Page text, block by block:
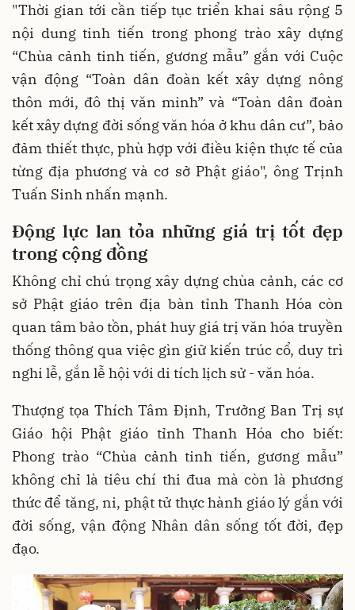
"Thời gian tới cần tiếp tục triển khai sâu rộng 5
nội dung tinh tiến trong phong trào xây dựng
“Chùa cảnh tinh tiến, gương mẫu” gắn với Cuộc
vận động “Toàn dân đoàn kết xây dựng nông
thôn mới, đô thị văn minh” và “Toàn dân đoàn
kết xây dựng đời sống văn hóa ở khu dân cư”, bảo
đảm thiết thực, phù hợp với điều kiện thực tế của
từng địa phương và cơ sở Phật giáo", ông Trịnh
Tuấn Sinh nhấn mạnh.
Động lực lan tỏa những giá trị tốt đẹp
trong cộng đồng
Không chỉ chú trọng xây dựng chùa cảnh, các cơ
sở Phật giáo trên địa bàn tỉnh Thanh Hóa còn
quan tâm bảo tồn, phát huy giá trị văn hóa truyền
thống thông qua việc gìn giữ kiến trúc cổ, duy trì
nghi lễ, gắn lễ hội với di tích lịch sử - văn hóa.
Thượng tọa Thích Tâm Định, Trưởng Ban Trị sự
Giáo hội Phật giáo tỉnh Thanh Hóa cho biết:
Phong trào “Chùa cảnh tinh tiến, gương mẫu”
không chỉ là tiêu chí thi đua mà còn là phương
thức để tăng, ni, phật tử thực hành giáo lý gắn với
đời sống, vận động Nhân dân sống tốt đời, đẹp
đạo.